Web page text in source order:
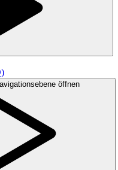
öffnen